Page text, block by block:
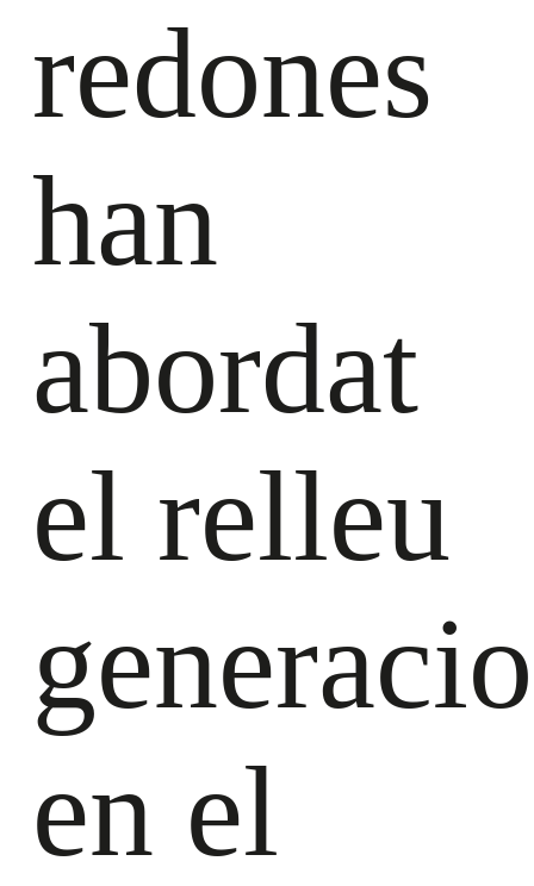
redones
han
abordat
el relleu
en el